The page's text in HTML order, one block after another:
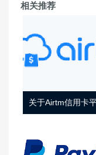
相关推荐